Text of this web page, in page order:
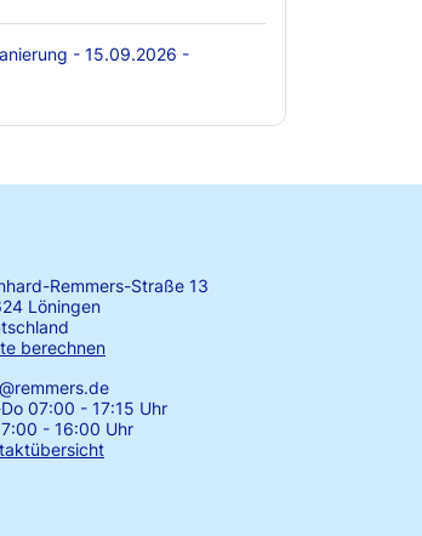
- 15.09.2026 -
Remmers-Straße 13
Löningen
berechnen
07:00 - 17:15 Uhr
- 16:00 Uhr